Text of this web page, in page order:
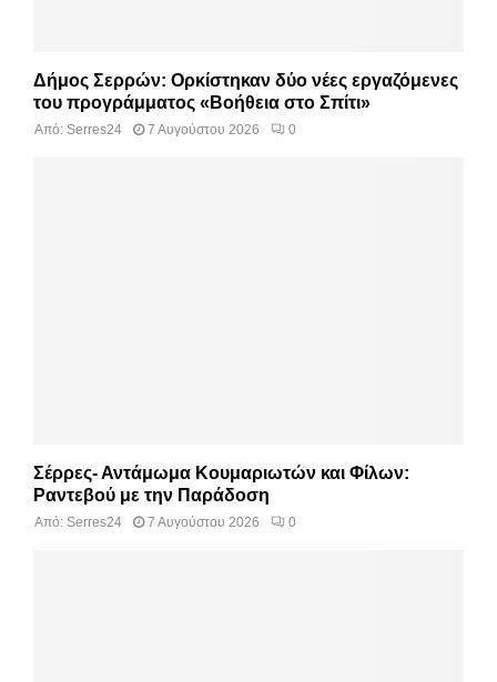
Δήμος Σερρών: Ορκίστηκαν δύο νέες εργαζόμενες
του προγράμματος «Βοήθεια στο Σπίτι»
Από: Serres24 7 Αυγούστου 2026 0
Σέρρες- Αντάμωμα Κουμαριωτών και Φίλων:
Ραντεβού με την Παράδοση
Από: Serres24 7 Αυγούστου 2026 0